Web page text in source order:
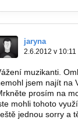
jaryna
2.6.2012 v 10:11
muzikanti.
jsem najít na
prosím na
mohli tohoto
jednou sorry a